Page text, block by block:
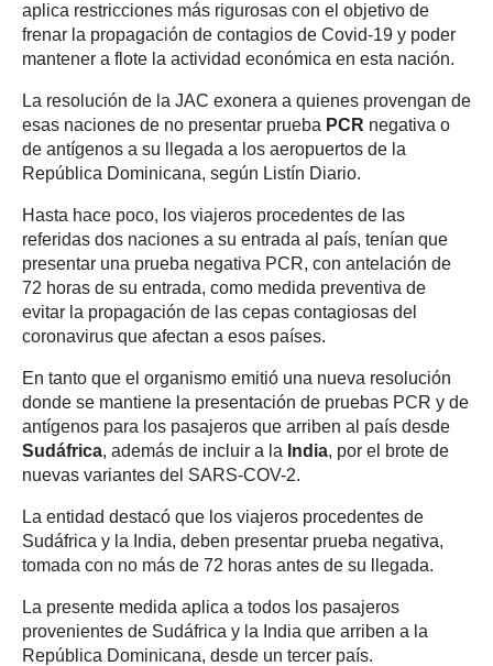
aplica restricciones más rigurosas con el objetivo de
frenar la propagación de contagios de Covid-19 y poder
mantener a flote la actividad económica en esta nación.
La resolución de la JAC exonera a quienes provengan de
esas naciones de no presentar prueba PCR negativa o
de antígenos a su llegada a los aeropuertos de la
República Dominicana, según Listín Diario.
Hasta hace poco, los viajeros procedentes de las
referidas dos naciones a su entrada al país, tenían que
presentar una prueba negativa PCR, con antelación de
72 horas de su entrada, como medida preventiva de
evitar la propagación de las cepas contagiosas del
coronavirus que afectan a esos países.
En tanto que el organismo emitió una nueva resolución
donde se mantiene la presentación de pruebas PCR y de
antígenos para los pasajeros que arriben al país desde
Sudáfrica, además de incluir a la India, por el brote de
nuevas variantes del SARS-COV-2.
La entidad destacó que los viajeros procedentes de
Sudáfrica y la India, deben presentar prueba negativa,
tomada con no más de 72 horas antes de su llegada.
La presente medida aplica a todos los pasajeros
provenientes de Sudáfrica y la India que arriben a la
República Dominicana, desde un tercer país.